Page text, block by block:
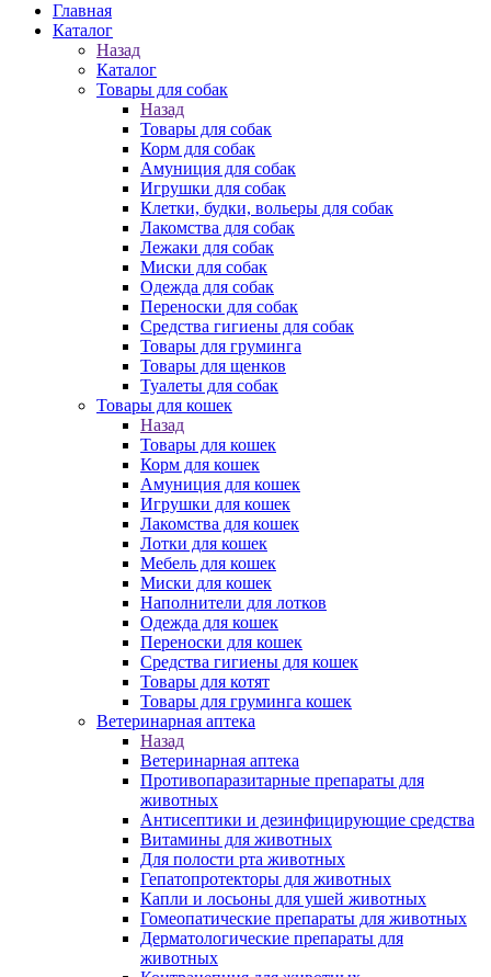
Главная
Каталог
Назад
Каталог
Товары для собак
Назад
Товары для собак
Корм для собак
Амуниция для собак
Игрушки для собак
Клетки, будки, вольеры для собак
Лакомства для собак
Лежаки для собак
Миски для собак
Одежда для собак
Переноски для собак
Средства гигиены для собак
Товары для груминга
Товары для щенков
Туалеты для собак
Товары для кошек
Назад
Товары для кошек
Корм для кошек
Амуниция для кошек
Игрушки для кошек
Лакомства для кошек
Лотки для кошек
Мебель для кошек
Миски для кошек
Наполнители для лотков
Одежда для кошек
Переноски для кошек
Средства гигиены для кошек
Товары для котят
Товары для груминга кошек
Ветеринарная аптека
Назад
Ветеринарная аптека
Противопаразитарные препараты для
животных
Антисептики и дезинфицирующие средства
Витамины для животных
Для полости рта животных
Гепатопротекторы для животных
Капли и лосьоны для ушей животных
Гомеопатические препараты для животных
Дерматологические препараты для
животных